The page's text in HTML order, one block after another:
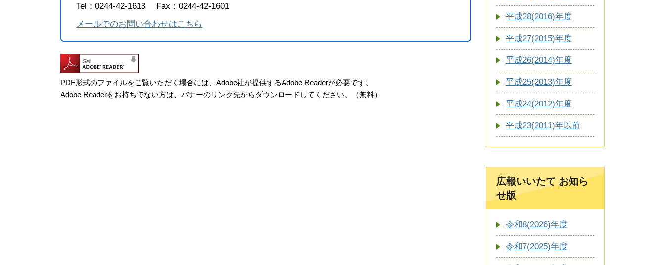
Tel：0244-42-1613
Fax：0244-42-1601
メールでのお問い合わせはこちら
PDF形式のファイルをご覧いただく場合には、Adobe社が提供するAdobe Readerが必要です。
Adobe Readerをお持ちでない方は、バナーのリンク先からダウンロードしてください。（無料）
平成28(2016)年度
平成27(2015)年度
平成26(2014)年度
平成25(2013)年度
平成24(2012)年度
平成23(2011)年以前
広報いいたて お知ら
せ版
令和8(2026)年度
令和7(2025)年度